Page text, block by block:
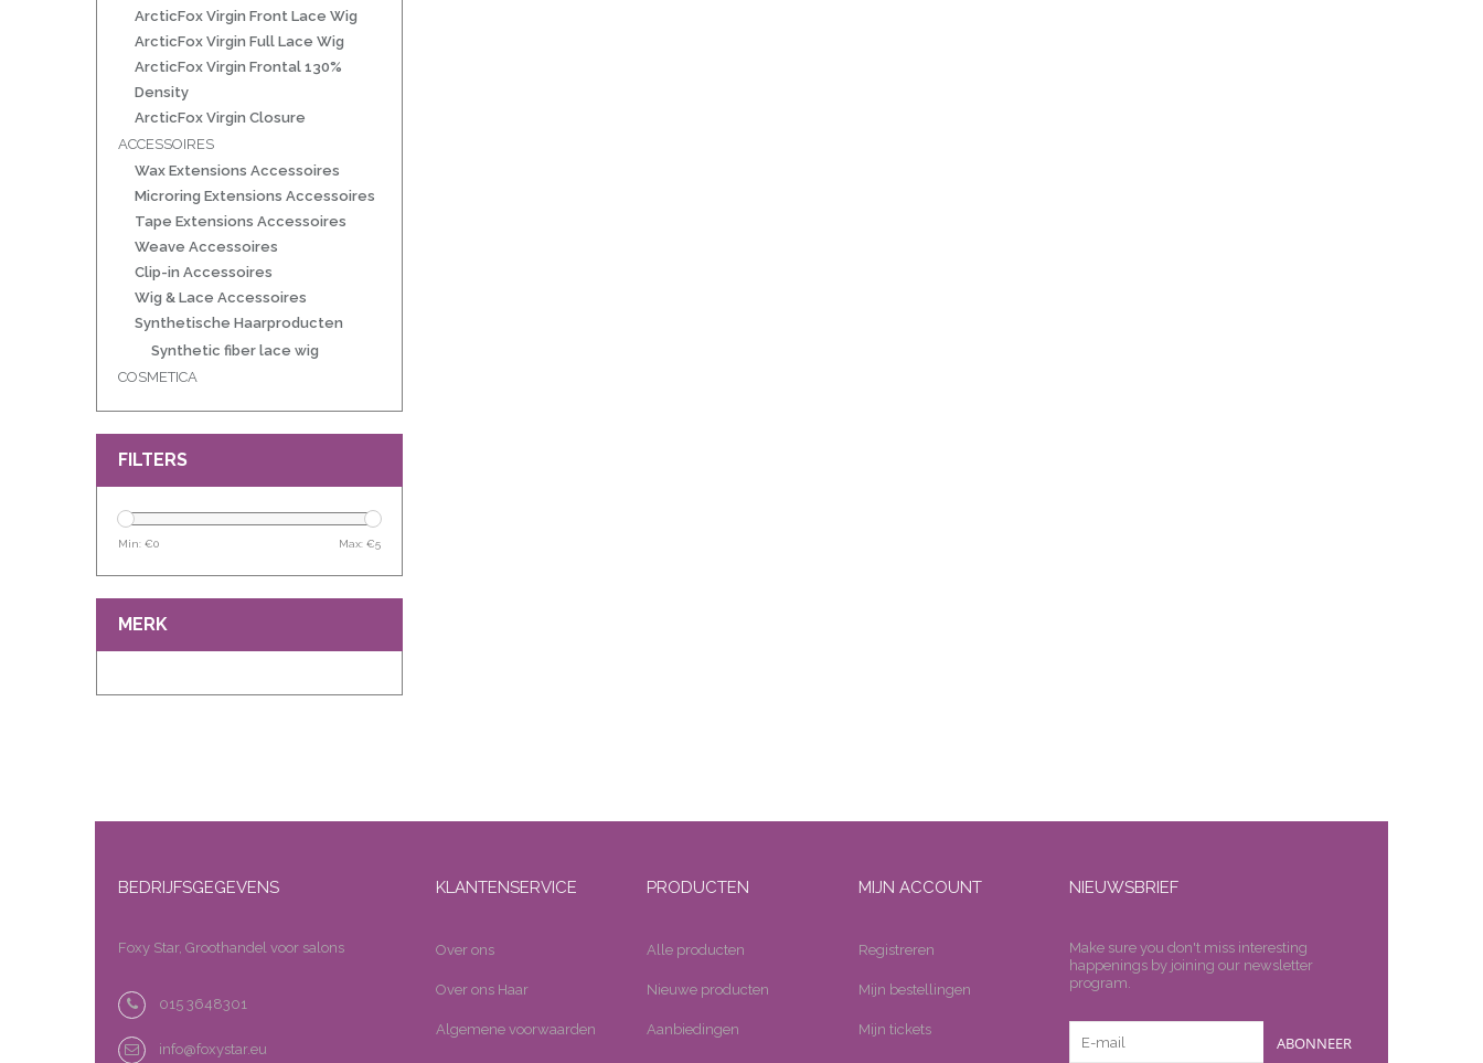
ArcticFox Virgin Front Lace Wig
ArcticFox Virgin Full Lace Wig
ArcticFox Virgin Frontal 130%
Density
ArcticFox Virgin Closure
ACCESSOIRES
Wax Extensions Accessoires
Microring Extensions Accessoires
Tape Extensions Accessoires
Weave Accessoires
Clip-in Accessoires
Wig & Lace Accessoires
Synthetische Haarproducten
Synthetic fiber lace wig
COSMETICA
FILTERS
Min: €0 Max: €5
MERK
BEDRIJFSGEGEVENS
Foxy Star, Groothandel voor salons
015 3648301
info@foxystar.eu
KLANTENSERVICE
Over ons
Over ons Haar
Algemene voorwaarden
PRODUCTEN
Alle producten
Nieuwe producten
Aanbiedingen
MIJN ACCOUNT
Registreren
Mijn bestellingen
Mijn tickets
NIEUWSBRIEF
Make sure you don't miss interesting
happenings by joining our newsletter
program.
ABONNEER